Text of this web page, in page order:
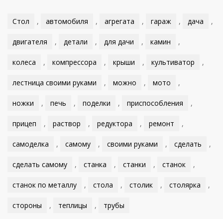
Стол , автомобиля , агрегата , гараж , дача ,
двигателя , детали , для дачи , камин ,
колеса , компрессора , крыши , культиватор ,
лестница своими руками , можно , мото ,
ножки , печь , поделки , приспособления ,
прицеп , раствор , редуктора , ремонт ,
самоделка , самому , своими руками , сделать ,
сделать самому , станка , станки , станок ,
станок по металлу , стола , столик , столярка ,
стороны , теплицы , трубы